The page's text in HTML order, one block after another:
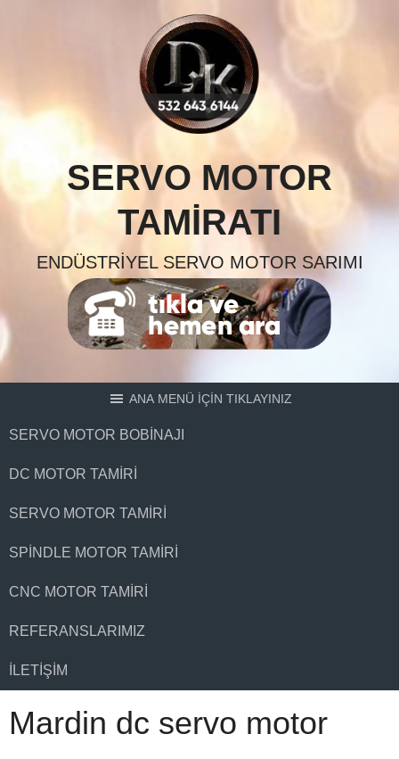
SERVO MOTOR
TAMIRATI
ENDÜSTRIYEL SERVO MOTOR SARIMI
ANA MENÜ İÇİN TIKLAYINIZ
SERVO MOTOR BOBINAJI
DC MOTOR TAMIRI
SERVO MOTOR TAMIRI
SPINDLE MOTOR TAMIRI
CNC MOTOR TAMIRI
REFERANSLARIMIZ
İLETIŞIM
Mardin dc servo motor